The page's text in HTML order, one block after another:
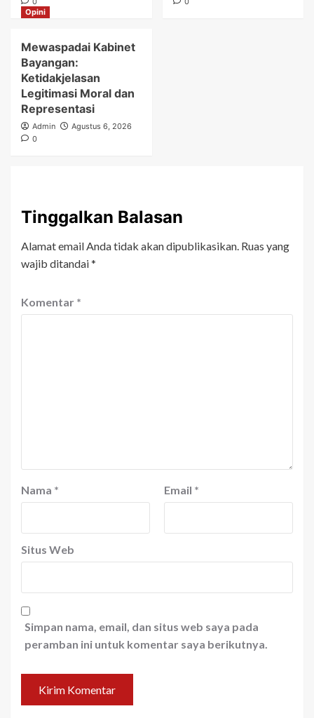
Opini
Mewaspadai Kabinet
Bayangan:
Ketidakjelasan
Legitimasi Moral dan
Representasi
Admin
Agustus 6, 2026
0
Tinggalkan Balasan
Alamat email Anda tidak akan dipublikasikan. Ruas yang
wajib ditandai*
Komentar *
Nama * Email *
Situs Web
Simpan nama, email, dan situs web saya pada
peramban ini untuk komentar saya berikutnya.